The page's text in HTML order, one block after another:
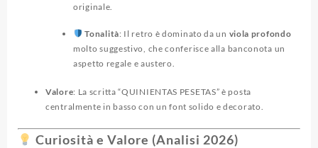
originale.
Tonalità: Il retro è dominato da un viola profondo
molto suggestivo, che conferisce alla banconota un
aspetto regale e austero.
Valore: La scritta “QUINIENTAS PESETAS” è posta
centralmente in basso con un font solido e decorato.
Curiosità e Valore (Analisi 2026)